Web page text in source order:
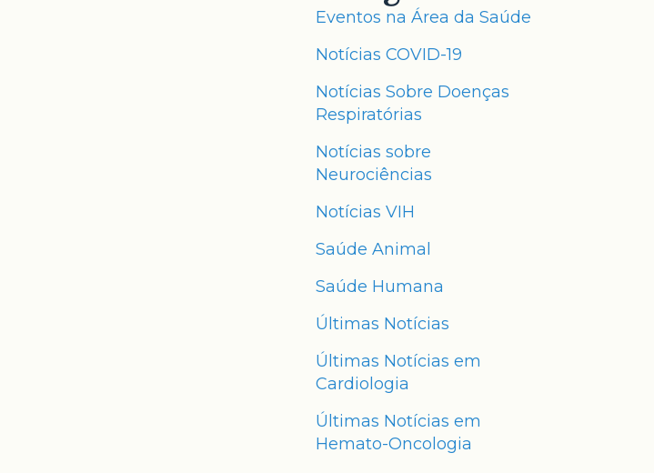
Eventos na Área da Saúde
Notícias COVID-19
Notícias Sobre Doenças
Respiratórias
Notícias sobre
Neurociências
Notícias VIH
Saúde Animal
Saúde Humana
Últimas Notícias
Últimas Notícias em
Cardiologia
Últimas Notícias em
Hemato-Oncologia